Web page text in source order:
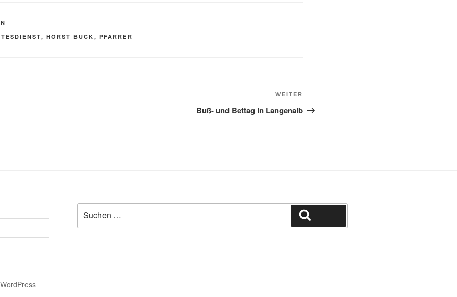
, HORST BUCK , PFARRER
Beitrag
WEITER
Buß- und Bettag in Langenalb
nach: